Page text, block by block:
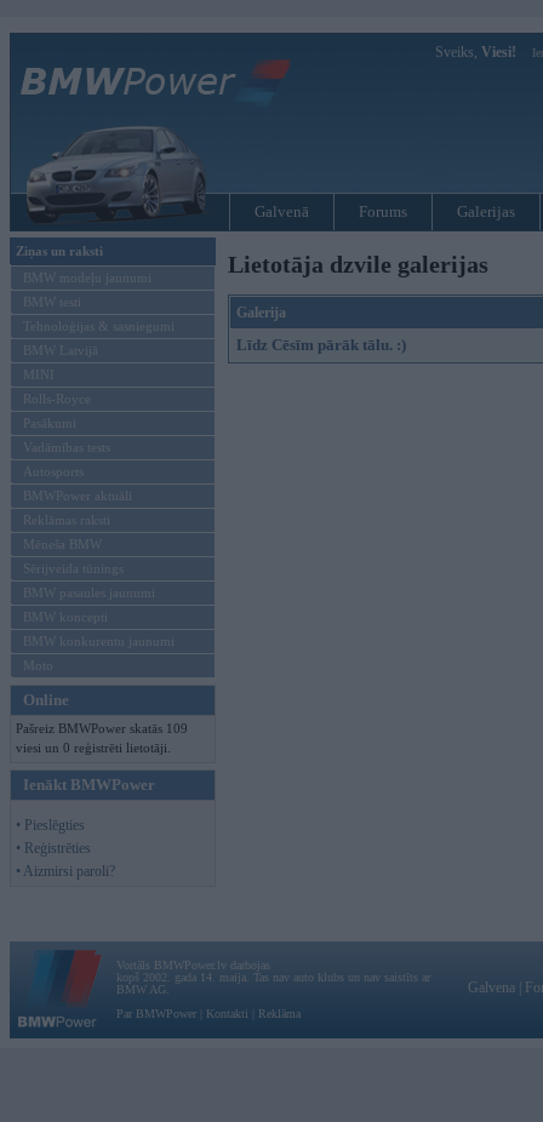
Sveiks, Viesi!
Galvenā Forums Galerijas
Ziņas un raksti
BMW modeļu jaunumi
BMW testi
Tehnoloģijas & sasniegumi
BMW Latvijā
MINI
Rolls-Royce
Pasākumi
Vadāmības tests
Autosports
BMWPower aktuāli
Reklāmas raksti
Mēneša BMW
Sērijveida tūnings
BMW pasaules jaunumi
BMW koncepti
BMW konkurentu jaunumi
Moto
Online
Pašreiz BMWPower skatās 109
viesi un 0 reģistrēti lietotāji.
Ienākt BMWPower
• Pieslēgties
• Reģistrēties
• Aizmirsi paroli?
Lietotāja dzvile galerijas
Galerija
Līdz Cēsīm pārāk tālu. :)
Vortāls BMWPower.lv darbojas
kopš 2002. gada 14. maija. Tas nav auto klubs un nav saistīts ar
BMW AG.
Par BMWPower
Kontakti Reklāma
Galvena